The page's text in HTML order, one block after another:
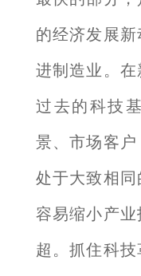
的经济发展
进制造业。
过去的科技
景、市场客
处于大致相
容易缩小产
超。抓住科